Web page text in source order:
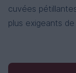
cuvées
plus exigeants